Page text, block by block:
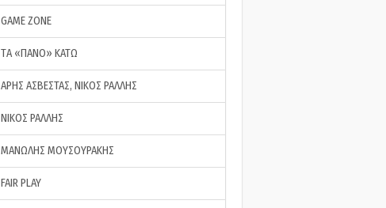
GAME ZONE
ΤA «ΠΑΝΟ» ΚΑΤΩ
ΑΡΗΣ ΑΣΒΕΣΤΑΣ, ΝΙΚΟΣ ΡΑΛΛΗΣ
ΝΙΚΟΣ ΡΑΛΛΗΣ
ΜΑΝΩΛΗΣ ΜΟΥΣΟΥΡΑΚΗΣ
FAIR PLAY